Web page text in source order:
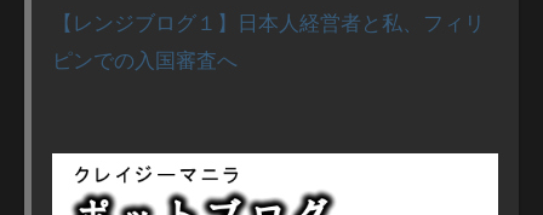
【レンジブログ１】日本人経営者と私、フィリ
ピンでの入国審査へ